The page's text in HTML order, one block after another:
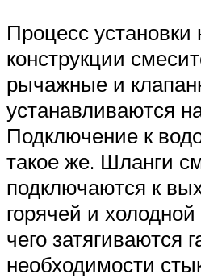
Процесс установки
конструкции
рычажные и
устанавливаются
Подключение к
такое же. Шланги
подключаются к
горячей и
чего затягиваются
необходимости